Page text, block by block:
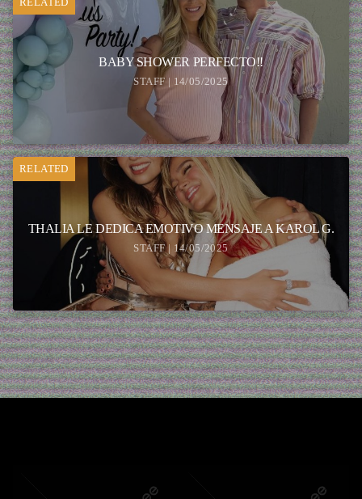
BABY SHOWER PERFECTO!!
STAFF | 14/05/2025
RELATED
THALIA LE DEDICA EMOTIVO MENSAJE A KAROL G.
STAFF | 14/05/2025